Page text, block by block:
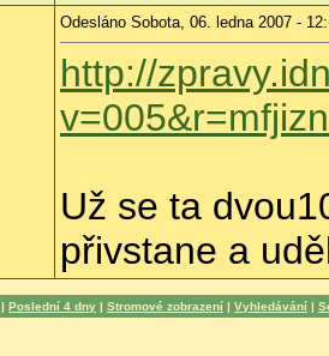
Odesláno Sobota, 06. ledna 2007 -
http://
Už se ta
přivstane a
| Poslední 4 dny | Stromové zobrazení | Vyhledávání |